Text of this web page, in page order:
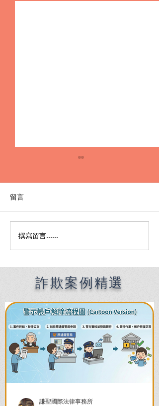
何時該找刑事律師完整指
南：偵查到審判階段，4大
留言
撰寫留言......
詐欺案例精選
謙聖國際法律事務所